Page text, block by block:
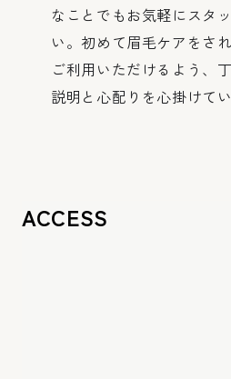
なことでもお気軽にスタ
い。初めて眉毛ケアをさ
ご利用いただけるよう、
説明と心配りを心掛けてい
ACCESS